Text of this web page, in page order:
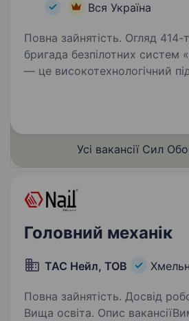
Вся Україна
Повна зайнятість. Огляд 414-та окрема
бригада безпілотних систем
— це високотехнологічний
України, що спеціалізується
Усі вакансії Сил
Головний механік
ТАС Нейл, ТОВ
Повна зайнятість. Досвід
Вища освіта. Опис вакансіїВимоги: освіта